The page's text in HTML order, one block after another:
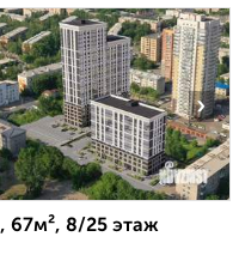
›
67м², 8/25 этаж